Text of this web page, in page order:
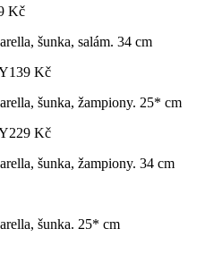
Kč
šunka, salám. 34 cm
139 Kč
šunka, žampiony. 25* cm
229 Kč
šunka, žampiony. 34 cm
šunka. 25* cm